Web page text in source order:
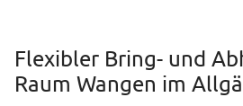
Flexibler Bring- und
Raum Wangen im